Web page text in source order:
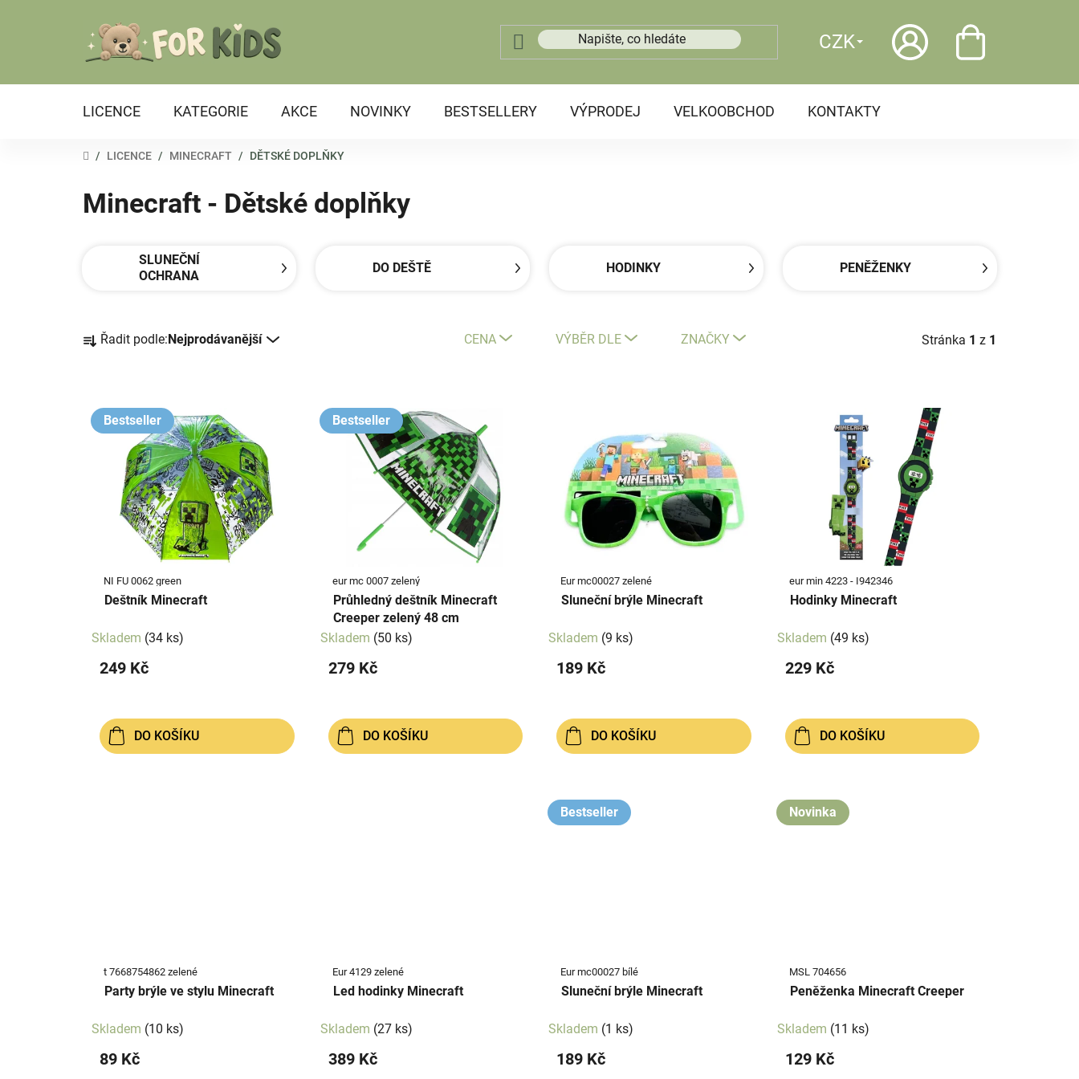
CZK
LICENCE KATEGORIE AKCE NOVINKY BESTSELLERY VÝPRODEJ VELKOOBCHOD KONTAKTY
DOMŮ
/ LICENCE / MINECRAFT / DĚTSKÉ DOPLŇKY
Minecraft - Dětské doplňky
SLUNEČNÍ
OCHRANA
DO DEŠTĚ HODINKY PENĚŽENKY
Stránka 1 z 1
a
n
Řadit podle: Nejprodávanější CENA VÝBĚR DLE ZNAČKY
ý
Bestseller
NI FU 0062 green
Deštník Minecraft
Skladem (34 ks)
249 Kč
DO KOŠÍKU
Bestseller
eur mc 0007 zelený
Průhledný deštník Minecraft
Creeper zelený 48 cm
Skladem (50 ks)
279 Kč
DO KOŠÍKU
Eur mc00027 zelené
Sluneční brýle Minecraft
Skladem (9 ks)
189 Kč
DO KOŠÍKU
eur min 4223 - I942346
Hodinky Minecraft
Skladem (49 ks)
229 Kč
DO KOŠÍKU
t 7668754862 zelené
Party brýle ve stylu Minecraft
Skladem (10 ks)
89 Kč
Eur 4129 zelené
Led hodinky Minecraft
Skladem (27 ks)
389 Kč
Bestseller
Eur mc00027 bílé
Sluneční brýle Minecraft
Skladem (1 ks)
189 Kč
Novinka
MSL 704656
Peněženka Minecraft Creeper
Skladem (11 ks)
129 Kč